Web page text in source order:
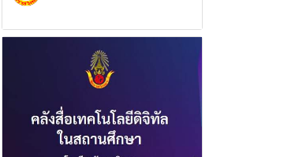
ฉบับที่ 18 เดือน ธันวาคม
พุทธศักราช 2567
27 ธันวาคม 2567
อ่านเพิ่มเติม
พุทธศักราช